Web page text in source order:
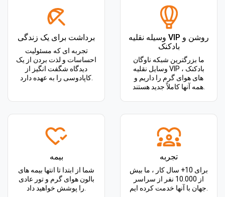
برداشت برای یک زندگی
تجربه ای که مسئولیت
احساسات و لذت بردن از یک
دیدگاه شگفت انگیز از
کاپادوسی را به عهده دارد.
وسیله نقلیه VIP روشن و
بادکنک
ما بزرگترین شبکه ناوگان
وسایل نقلیه VIP ، بادکنک
های هوای گرم را داریم و
بیمه
شما از ابتدا تا انتها بیمه های
بالون هوای گرم و تور عادی
تجربه
برای 10+ سال کار ، ما بیش
از 10.000 نفر از سراسر